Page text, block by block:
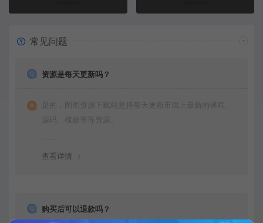
常见问题
资源是每天更新吗？
是的，图图资源下载站坚持每天更新市面上最新的课程、
源码、模板等等资源。
查看详情
购买后可以退款吗？